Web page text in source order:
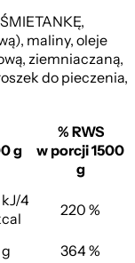
maliny, oleje
ziemniaczaną,
do pieczenia,
g
% RWS
w porcji 1500
g
4
220 %
364 %